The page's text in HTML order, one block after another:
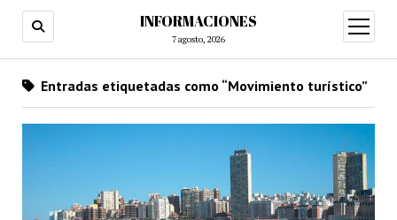
INFORMACIONES
7 agosto, 2026
abrir
menú
Entradas etiquetadas como “Movimiento turístico”